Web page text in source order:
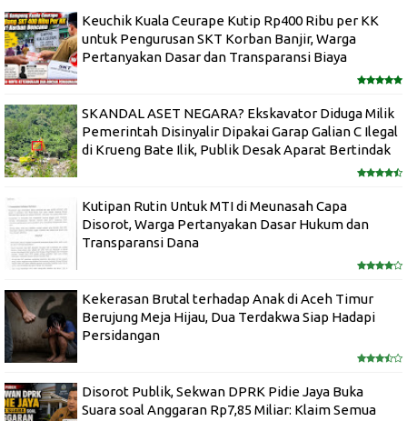
Keuchik Kuala Ceurape Kutip Rp400 Ribu per KK
untuk Pengurusan SKT Korban Banjir, Warga
Pertanyakan Dasar dan Transparansi Biaya
SKANDAL ASET NEGARA? Ekskavator Diduga Milik
Pemerintah Disinyalir Dipakai Garap Galian C Ilegal
di Krueng Bate Ilik, Publik Desak Aparat Bertindak
Kutipan Rutin Untuk MTI di Meunasah Capa
Disorot, Warga Pertanyakan Dasar Hukum dan
Transparansi Dana
Kekerasan Brutal terhadap Anak di Aceh Timur
Berujung Meja Hijau, Dua Terdakwa Siap Hadapi
Persidangan
Disorot Publik, Sekwan DPRK Pidie Jaya Buka
Suara soal Anggaran Rp7,85 Miliar: Klaim Semua